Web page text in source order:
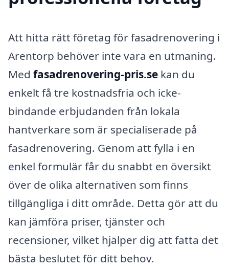
Att hitta rätt företag för fasadrenovering i
Arentorp behöver inte vara en utmaning.
Med fasadrenovering-pris.se kan du
enkelt få tre kostnadsfria och icke-
bindande erbjudanden från lokala
hantverkare som är specialiserade på
fasadrenovering. Genom att fylla i en
enkel formulär får du snabbt en översikt
över de olika alternativen som finns
tillgängliga i ditt område. Detta gör att du
kan jämföra priser, tjänster och
recensioner, vilket hjälper dig att fatta det
bästa beslutet för ditt behov.